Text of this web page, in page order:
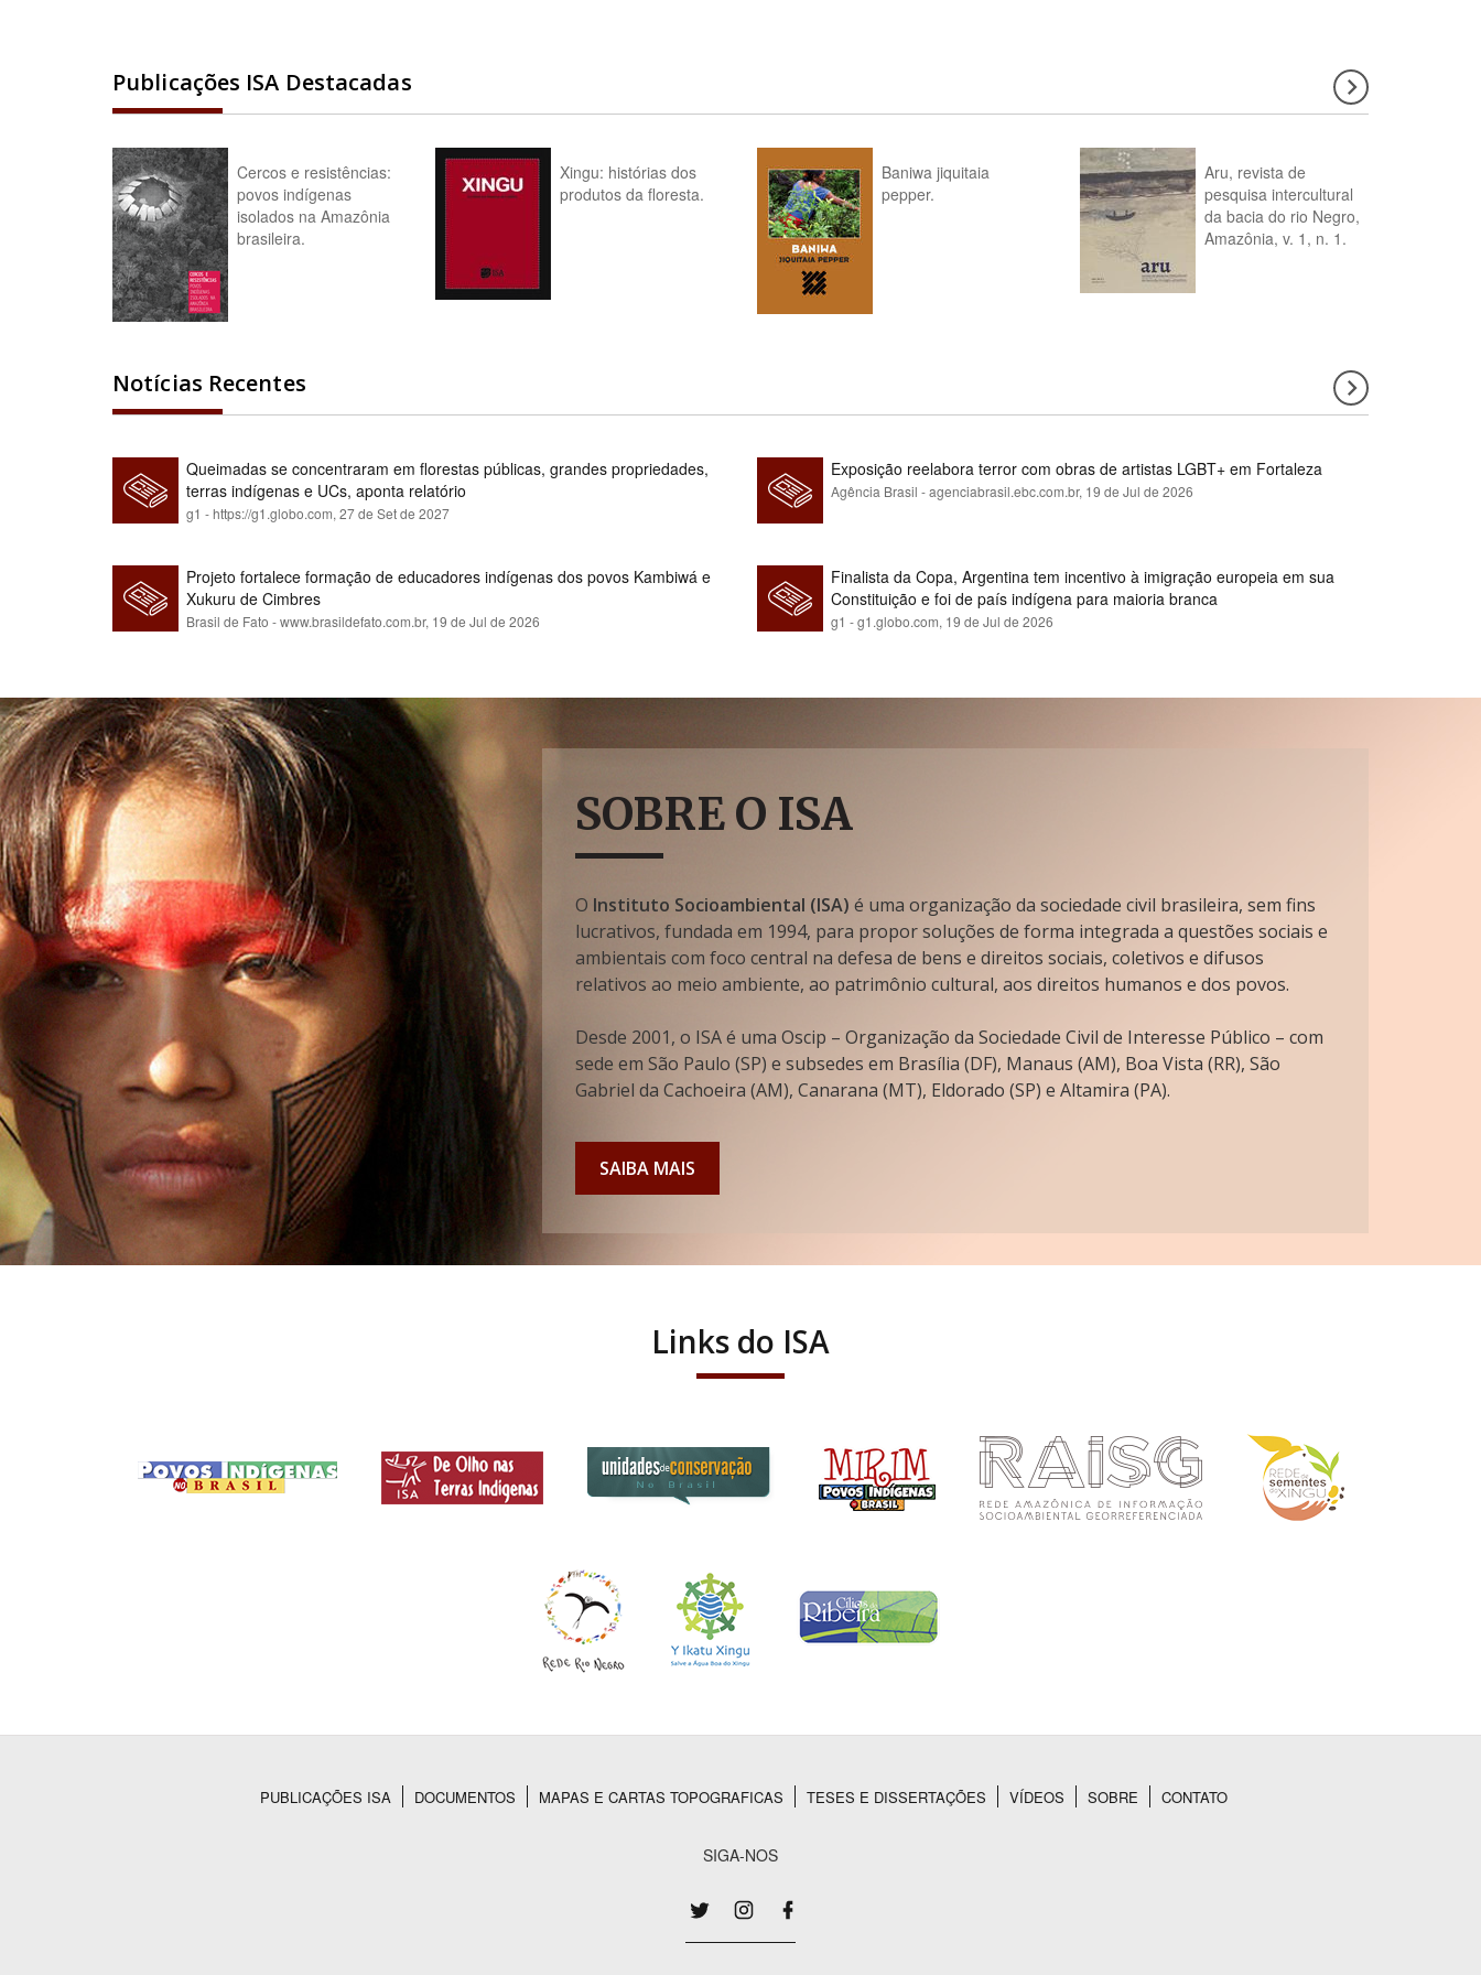
Publicações ISA Destacadas
Cercos e resistências:
povos indígenas
isolados na Amazônia
brasileira.
Xingu: histórias dos
produtos da floresta.
Baniwa jiquitaia
pepper.
Aru, revista de
pesquisa intercultural
da bacia do rio Negro,
Amazônia, v. 1, n. 1.
Notícias Recentes
Queimadas se concentraram em florestas públicas, grandes propriedades,
terras indígenas e UCs, aponta relatório
g1 - https://g1.globo.com, 27 de Set de 2027
Exposição reelabora terror com obras de artistas LGBT+ em Fortaleza
Agência Brasil - agenciabrasil.ebc.com.br, 19 de Jul de 2026
Projeto fortalece formação de educadores indígenas dos povos Kambiwá e
Xukuru de Cimbres
Brasil de Fato - www.brasildefato.com.br, 19 de Jul de 2026
Finalista da Copa, Argentina tem incentivo à imigração europeia em sua
Constituição e foi de país indígena para maioria branca
g1 - g1.globo.com, 19 de Jul de 2026
SOBRE O ISA
O Instituto Socioambiental (ISA) é uma organização da sociedade civil brasileira, sem fins
lucrativos, fundada em 1994, para propor soluções de forma integrada a questões sociais e
ambientais com foco central na defesa de bens e direitos sociais, coletivos e difusos
relativos ao meio ambiente, ao patrimônio cultural, aos direitos humanos e dos povos.
Desde 2001, o ISA é uma Oscip – Organização da Sociedade Civil de Interesse Público – com
sede em São Paulo (SP) e subsedes em Brasília (DF), Manaus (AM), Boa Vista (RR), São
Gabriel da Cachoeira (AM), Canarana (MT), Eldorado (SP) e Altamira (PA).
SAIBA MAIS
Links do ISA
PUBLICAÇÕES ISA DOCUMENTOS MAPAS E CARTAS TOPOGRAFICAS TESES E DISSERTAÇÕES VÍDEOS SOBRE CONTATO
SIGA-NOS